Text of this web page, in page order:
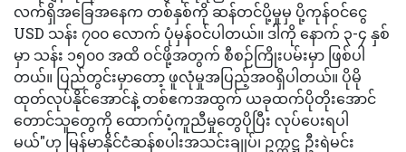
လက်ရှိအခြေအနေက တစ်နှစ်ကို ဆန်တင်ပို့မှုမှ ပို့ကုန်ဝင်ငွေ
USD သန်း ၇၀၀ လောက် ပုံမှန်ဝင်ပါတယ်။ ဒါကို နောက် ၃-၄ နှစ်
မှာ သန်း ၁၅၀၀ အထိ ဝင်ဖို့အတွက် စီစဉ်ကြိုးပမ်းမှာ ဖြစ်ပါ
တယ်။ ပြည်တွင်းမှာတော့ ဖူလုံမှုအပြည့်အဝရှိပါတယ်။ ပိုမို
ထုတ်လုပ်နိုင်အောင်နဲ့ တစ်ဧကအထွက် ယခုထက်ပိုတိုးအောင်
တောင်သူတွေကို ထောက်ပံ့ကူညီမှုတွေပိုပြီး လုပ်ပေးရပါ
မယ်"ဟု မြန်မာနိုင်ငံဆန်စပါးအသင်းချုပ်၊ ဥက္ကဋ္ဌ ဦးရဲမင်း